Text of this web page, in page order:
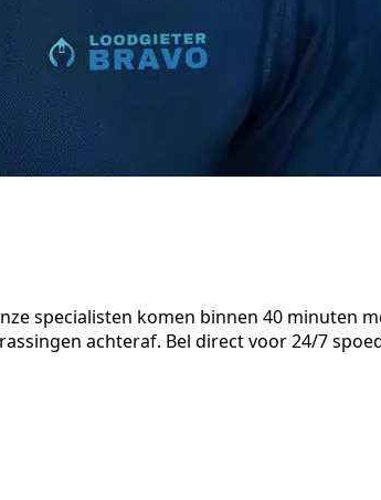
specialisten komen binnen 40 minuten
achteraf. Bel direct voor 24/7